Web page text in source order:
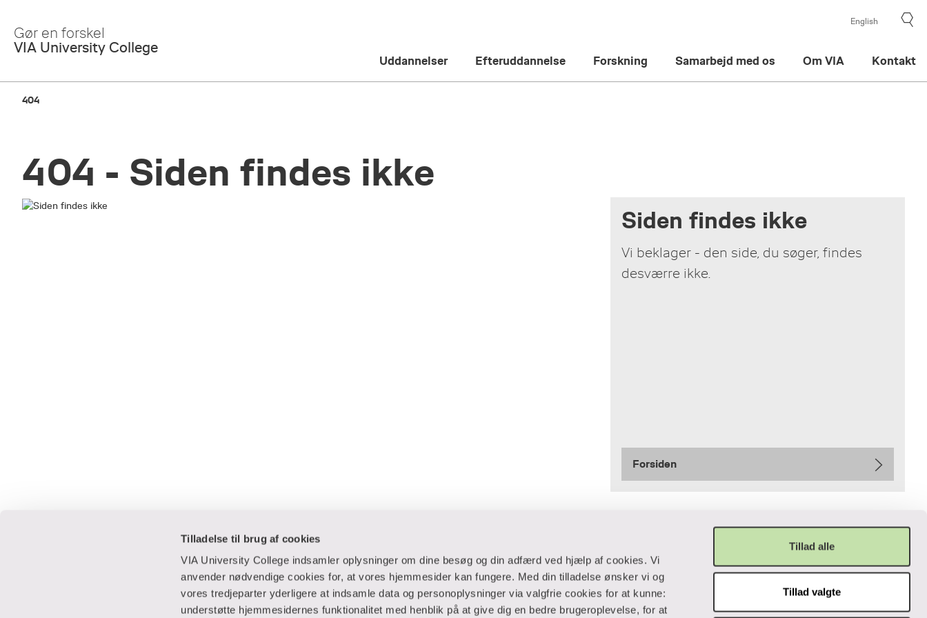
Tilladelse til brug af cookies
VIA University College indsamler oplysninger om dine besøg og din adfærd ved hjælp af cookies. Vi
anvender nødvendige cookies for, at vores hjemmesider kan fungere. Med din tilladelse ønsker vi og
vores tredjeparter yderligere at indsamle data og personoplysninger via valgfrie cookies for at kunne:
understøtte hjemmesidernes funktionalitet med henblik på at give dig en bedre brugeroplevelse, for at
Tillad alle
Tillad valgte
Main
Content
Gør en forskel
VIA University College
English
Uddannelser Efteruddannelse Forskning Samarbejd med os Om VIA Kontakt
404
404 - Siden findes ikke
Siden findes ikke
Vi beklager - den side, du søger, findes
desværre ikke.
Forsiden
Samarbejde og virksomheder Ansatte og studerende Privatliv og lovgivning